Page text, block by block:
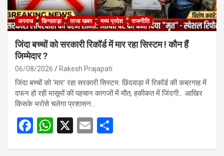
अपराध छिन्दवाड़ा ताजा खबर मध्य प्रदेश राजनीति
जिंदा बच्चों को सरकारी रिकॉर्ड में मार रहा सिस्टम ! कौन हैं
जिम्मेदार ?
06/08/2026 Rakesh Prajapati
जिंदा बच्चों को ‘मार’ रहा सरकारी सिस्टम: छिंदवाड़ा में रिकॉर्ड की कब्रगाह में
दफन हो रही मासूमों की पहचान कागजों में मौत, हकीकत में जिंदगी… आखिर
किसके भरोसे चलेगा प्रशासन…
F
W X
E